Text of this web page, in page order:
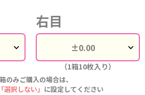
右目
（1箱10枚入り）
のみご購入の場合は、
択しない」 に設定してください